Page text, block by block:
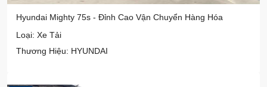
Hyundai Mighty 75s - Đỉnh Cao Vận Chuyển Hàng Hóa
Loại: Xe Tải
Thương Hiệu: HYUNDAI